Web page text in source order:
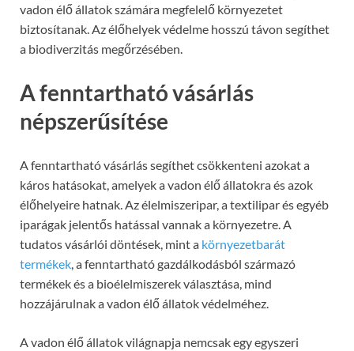
vadon élő állatok számára megfelelő környezetet
biztosítanak. Az élőhelyek védelme hosszú távon segíthet
a biodiverzitás megőrzésében.
A fenntartható vásárlás
népszerűsítése
A fenntartható vásárlás segíthet csökkenteni azokat a
káros hatásokat, amelyek a vadon élő állatokra és azok
élőhelyeire hatnak. Az élelmiszeripar, a textilipar és egyéb
iparágak jelentős hatással vannak a környezetre. A
tudatos vásárlói döntések, mint a környezetbarát
termékek, a fenntartható gazdálkodásból származó
termékek és a bioélelmiszerek választása, mind
hozzájárulnak a vadon élő állatok védelméhez.
A vadon élő állatok világnapja nemcsak egy egyszeri